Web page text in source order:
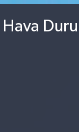
Hava